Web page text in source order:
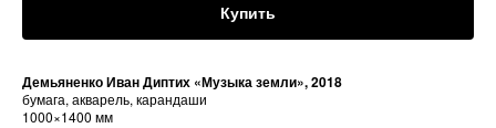
Купить
Демьяненко Иван Диптих «Музыка земли», 2018
бумага, акварель, карандаши
1000×1400 мм